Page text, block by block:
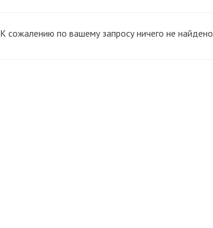
К сожалению по вашему запросу ничего не найдено